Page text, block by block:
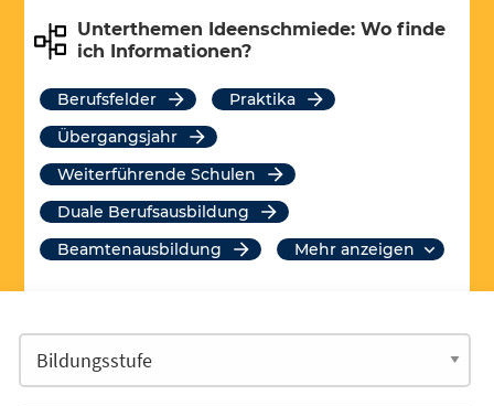
Unterthemen Ideenschmiede: Wo finde
ich Informationen?
Berufsfelder
Praktika
Übergangsjahr
Weiterführende Schulen
Duale Berufsausbildung
Beamtenausbildung
mehr anzeigen